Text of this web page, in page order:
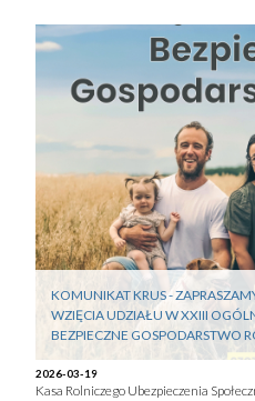
KOMUNIKAT KRUS -
WZIĘCIA UDZIAŁU W XXIII
BEZPIECZNE GOSPODARSTWO
2026-03-19
Kasa Rolniczego Ubezpieczenia